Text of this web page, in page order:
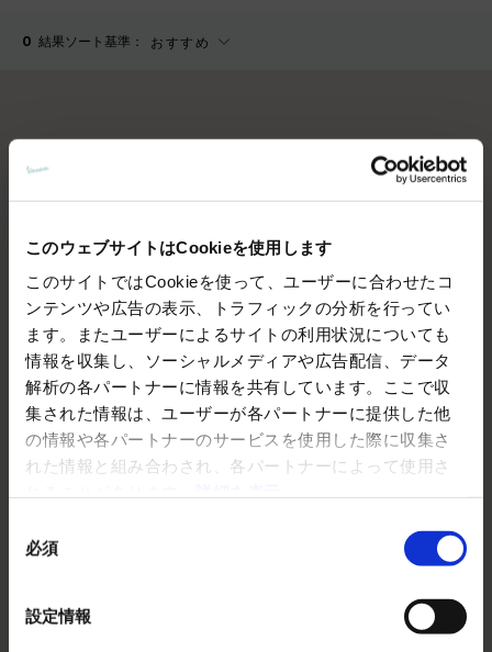
このウェブサイトはCookieを使用します
このサイトではCookieを使って、ユーザーに合わせたコ
ンテンツや広告の表示、トラフィックの分析を行ってい
ます。またユーザーによるサイトの利用状況についても
情報を収集し、ソーシャルメディアや広告配信、データ
解析の各パートナーに情報を共有しています。ここで収
集された情報は、ユーザーが各パートナーに提供した他
の情報や各パートナーのサービスを使用した際に収集さ
れた情報と組み合わされ、各パートナーによって使用さ
必須
設定情報